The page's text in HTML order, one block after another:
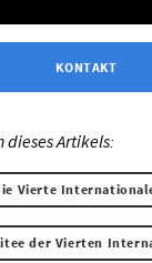
KONTAKT
dieses Artikels:
Vierte
der Vierten